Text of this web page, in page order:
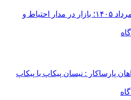
قیمت خودرو در ۱۴ مرداد ۱۴۰۵؛ بازار در مدار احتیاط و
پارساکار : نیسان پیکاپ یا پیکاپ